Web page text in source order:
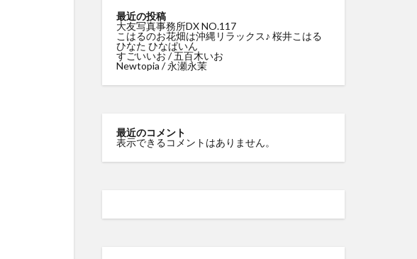
最近の投稿
大友写真事務所DX NO.117
こはるのお花畑は沖縄リラックス♪ 桜井こはる
ひなた ひなぱいん
すごいいお / 五百木いお
Newtopia / 永瀬永茉
最近のコメント
表示できるコメントはありません。